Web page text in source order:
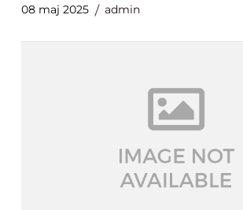
08 maj 2025 admin